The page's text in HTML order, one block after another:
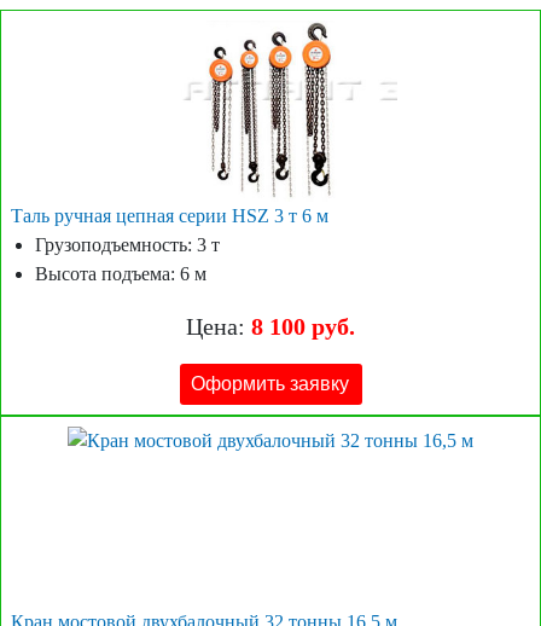
Таль ручная цепная серии HSZ 3 т 6 м
Грузоподъемность: 3 т
Высота подъема: 6 м
Цена: 8 100 руб.
Оформить заявку
Кран мостовой двухбалочный 32 тонны 16,5 м